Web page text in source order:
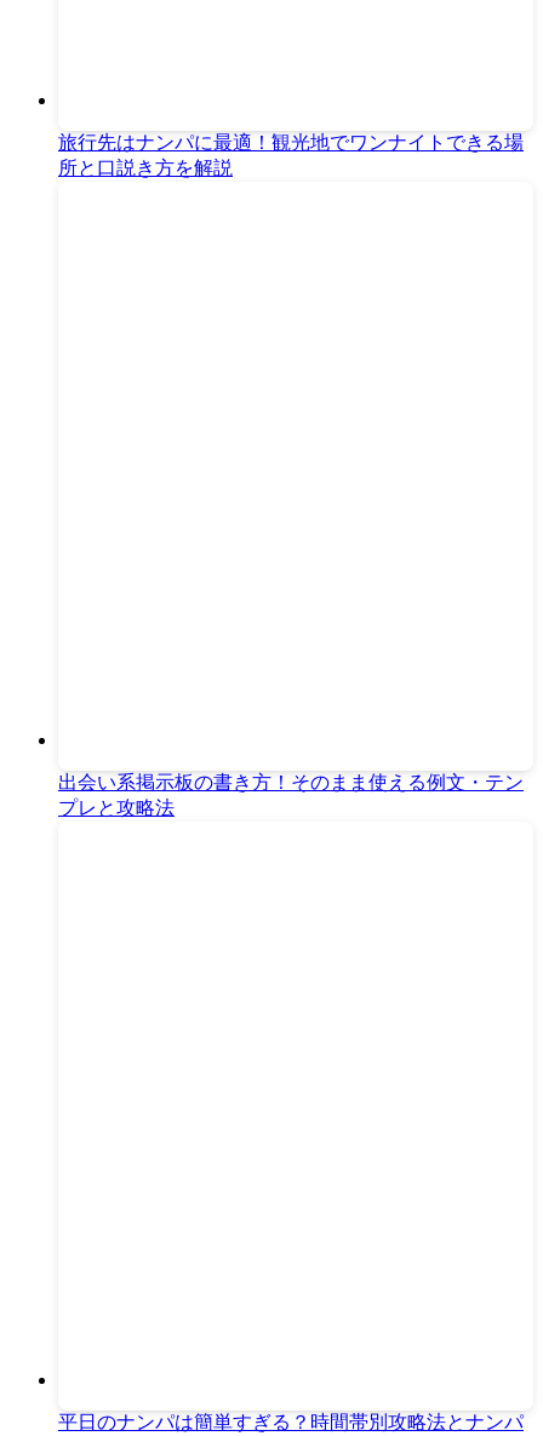
旅行先はナンパに最適！観光地でワンナイトできる場
所と口説き方を解説
出会い系掲示板の書き方！そのまま使える例文・テン
プレと攻略法
平日のナンパは簡単すぎる？時間帯別攻略法とナンパ